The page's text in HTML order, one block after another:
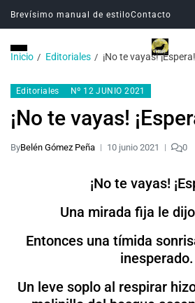
Brevísimo manual de estiloContacto
Inicio Editoriales ¡No te vayas! ¡Espera!
Editoriales Nº 12 JUNIO 2021
¡No te vayas!
ByBelén Gómez Peña 10 junio 2021 0
¡No te vayas!
Una mirada fija le
Entonces una tímida
inesperado.
Un leve soplo al respirar